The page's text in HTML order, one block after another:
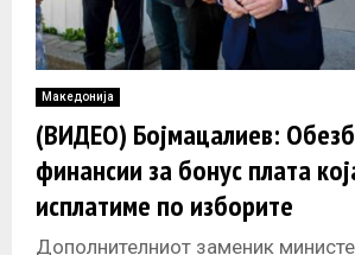
Македонија
(ВИДЕО) Бојмацалиев:
финансии за бонус плата
исплатиме по изборите
Дополнителниот заменик